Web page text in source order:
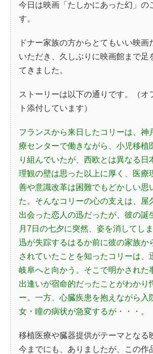
今日は映画「たしかにあった幻」の
す。
ドナー家族の方からとてもいい映画
いただき、久しぶりに映画館まで足
てきました。
ストーリーは以下の通りです。（オ
ト添付しています）
フランスから来日したコリーは、神
療センターで働きながら、小児移植
り組んでいたが、西欧とは異なる日
理観の壁は思った以上に厚く、医療
善や意識改革は困難でもどかしい思
た。そんなコリーの心の支えは、屋
出会った恋人の迅だったが、彼の誕
月7日の七夕に突然、姿を消してし
迅が失踪するはるか前に彼の家族か
されていたことを知ったコリーは、
岐阜へと向かう。そこで明かされた
出逢いが宿命的だったことがわかり
ー。一方、心臓疾患を抱えながら入
女・瞳の病状が急変するが・・・。
移植医療や臓器提供がテーマとなる
今までにも、ありましたが、この作